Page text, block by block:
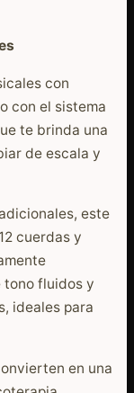
con
con el sistema
te brinda una
de escala y
este
cuerdas y
tono fluidos y
ideales para
en una